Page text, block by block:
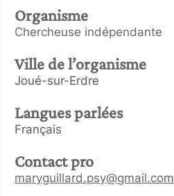
Organisme
Chercheuse indépendante
Ville de l’organisme
Joué-sur-Erdre
Langues parlées
Français
Contact pro
maryguillard.psy@gmail.com